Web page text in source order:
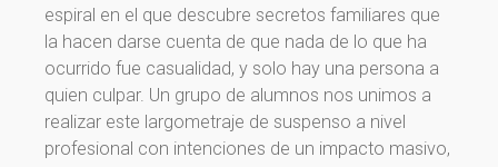
espiral en el que descubre secretos familiares que
la hacen darse cuenta de que nada de lo que ha
ocurrido fue casualidad, y solo hay una persona a
quien culpar. Un grupo de alumnos nos unimos a
realizar este largometraje de suspenso a nivel
profesional con intenciones de un impacto masivo,